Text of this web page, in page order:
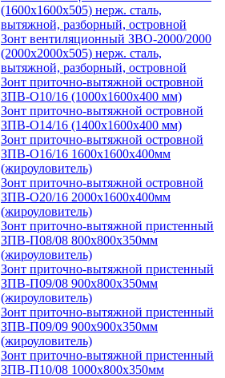
(1600х1600х505) нерж. сталь,
вытяжной, разборный, островной
Зонт вентиляционный ЗВО-2000/2000
(2000х2000х505) нерж. сталь,
вытяжной, разборный, островной
Зонт приточно-вытяжной островной
ЗПВ-О10/16 (1000х1600х400 мм)
Зонт приточно-вытяжной островной
ЗПВ-О14/16 (1400х1600х400 мм)
Зонт приточно-вытяжной островной
ЗПВ-О16/16 1600х1600х400мм
(жироуловитель)
Зонт приточно-вытяжной островной
ЗПВ-О20/16 2000х1600х400мм
(жироуловитель)
Зонт приточно-вытяжной пристенный
ЗПВ-П08/08 800х800х350мм
(жироуловитель)
Зонт приточно-вытяжной пристенный
ЗПВ-П09/08 900х800х350мм
(жироуловитель)
Зонт приточно-вытяжной пристенный
ЗПВ-П09/09 900х900х350мм
(жироуловитель)
Зонт приточно-вытяжной пристенный
ЗПВ-П10/08 1000х800х350мм